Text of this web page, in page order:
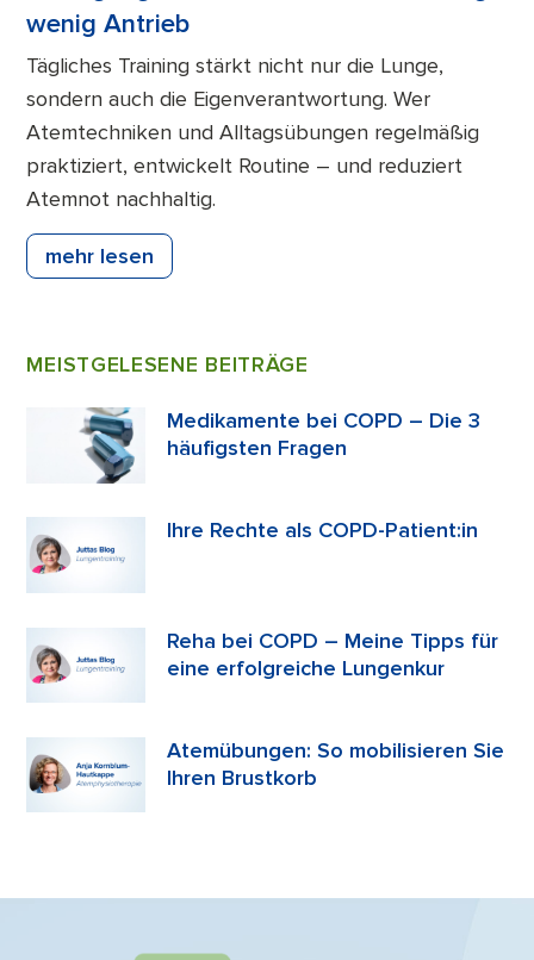
wenig Antrieb
Tägliches Training stärkt nicht nur die Lunge,
sondern auch die Eigenverantwortung. Wer
Atemtechniken und Alltagsübungen regelmäßig
praktiziert, entwickelt Routine – und reduziert
Atemnot nachhaltig.
mehr lesen
MEISTGELESENE BEITRÄGE
Medikamente bei COPD – Die 3
häufigsten Fragen
Ihre Rechte als COPD-Patient:in
Reha bei COPD – Meine Tipps für
eine erfolgreiche Lungenkur
Atemübungen: So mobilisieren Sie
Ihren Brustkorb